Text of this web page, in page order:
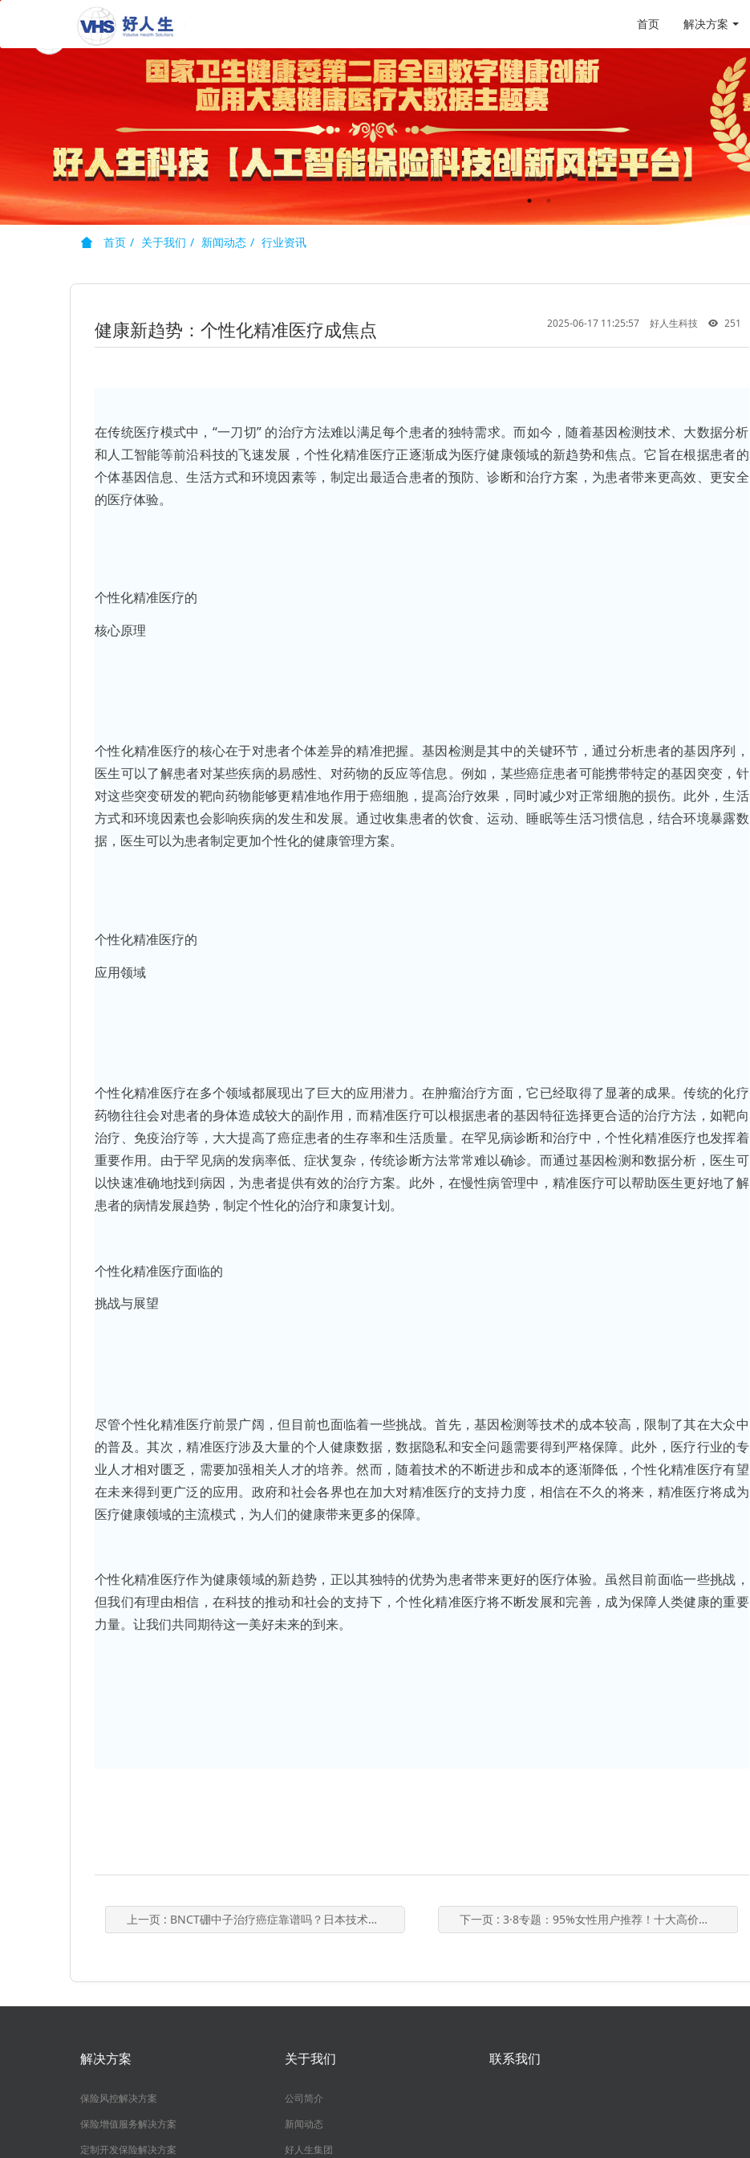
首页 解决方案
首页 关于我们 新闻动态 行业资讯
健康新趋势：个性化精准医疗成焦点 2025-06-17 11:25:57 好人生科技 251
在传统医疗模式中，“一刀切” 的治疗方法难以满足每个患者的独特需求。而如今，随着基因检测技术、大数据分析
和人工智能等前沿科技的飞速发展，个性化精准医疗正逐渐成为医疗健康领域的新趋势和焦点。它旨在根据患者的
个体基因信息、生活方式和环境因素等，制定出最适合患者的预防、诊断和治疗方案，为患者带来更高效、更安全
的医疗体验。
个性化精准医疗的
核心原理
个性化精准医疗的核心在于对患者个体差异的精准把握。基因检测是其中的关键环节，通过分析患者的基因序列，
医生可以了解患者对某些疾病的易感性、对药物的反应等信息。例如，某些癌症患者可能携带特定的基因突变，针
对这些突变研发的靶向药物能够更精准地作用于癌细胞，提高治疗效果，同时减少对正常细胞的损伤。此外，生活
方式和环境因素也会影响疾病的发生和发展。通过收集患者的饮食、运动、睡眠等生活习惯信息，结合环境暴露数
据，医生可以为患者制定更加个性化的健康管理方案。
个性化精准医疗的
应用领域
个性化精准医疗在多个领域都展现出了巨大的应用潜力。在肿瘤治疗方面，它已经取得了显著的成果。传统的化疗
药物往往会对患者的身体造成较大的副作用，而精准医疗可以根据患者的基因特征选择更合适的治疗方法，如靶向
治疗、免疫治疗等，大大提高了癌症患者的生存率和生活质量。在罕见病诊断和治疗中，个性化精准医疗也发挥着
重要作用。由于罕见病的发病率低、症状复杂，传统诊断方法常常难以确诊。而通过基因检测和数据分析，医生可
以快速准确地找到病因，为患者提供有效的治疗方案。此外，在慢性病管理中，精准医疗可以帮助医生更好地了解
患者的病情发展趋势，制定个性化的治疗和康复计划。
个性化精准医疗面临的
挑战与展望
尽管个性化精准医疗前景广阔，但目前也面临着一些挑战。首先，基因检测等技术的成本较高，限制了其在大众中
的普及。其次，精准医疗涉及大量的个人健康数据，数据隐私和安全问题需要得到严格保障。此外，医疗行业的专
业人才相对匮乏，需要加强相关人才的培养。然而，随着技术的不断进步和成本的逐渐降低，个性化精准医疗有望
在未来得到更广泛的应用。政府和社会各界也在加大对精准医疗的支持力度，相信在不久的将来，精准医疗将成为
医疗健康领域的主流模式，为人们的健康带来更多的保障。
个性化精准医疗作为健康领域的新趋势，正以其独特的优势为患者带来更好的医疗体验。虽然目前面临一些挑战，
但我们有理由相信，在科技的推动和社会的支持下，个性化精准医疗将不断发展和完善，成为保障人类健康的重要
力量。让我们共同期待这一美好未来的到来。
上一页 : BNCT硼中子治疗癌症靠谱吗？日本技术成"第五疗法" 下一页 : 3·8专题：95%女性用户推荐！十大高价值健康管理服务，重新定义保险增值新体验
解决方案
保险风控解决方案
保险增值服务解决方案
定制开发保险解决方案
关于我们
公司简介
新闻动态
好人生集团
联系我们